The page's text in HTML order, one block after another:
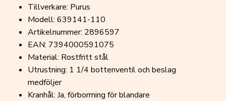
Tillverkare: Purus
Modell: 639141-110
Artikelnummer: 2896597
EAN: 7394000591075
Material: Rostfritt stål
Utrustning: 1 1/4 bottenventil och beslag
medföljer
Kranhål: Ja, förborrning för blandare